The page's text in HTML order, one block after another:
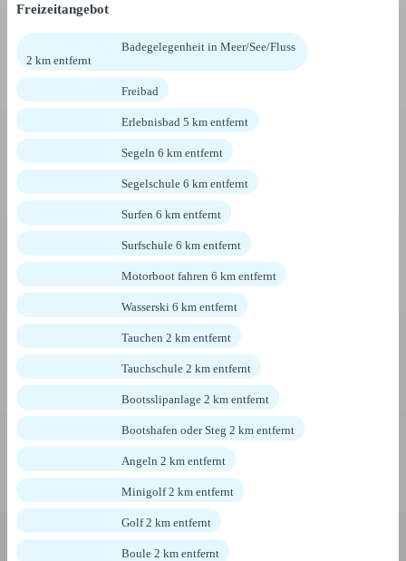
Freizeitangebot
Badegelegenheit in Meer/See/Fluss
2 km entfernt
Freibad
Erlebnisbad 5 km entfernt
Segeln 6 km entfernt
Segelschule 6 km entfernt
Surfen 6 km entfernt
Surfschule 6 km entfernt
Motorboot fahren 6 km entfernt
Wasserski 6 km entfernt
Tauchen 2 km entfernt
Tauchschule 2 km entfernt
Bootsslipanlage 2 km entfernt
Bootshafen oder Steg 2 km entfernt
Angeln 2 km entfernt
Minigolf 2 km entfernt
Golf 2 km entfernt
Boule 2 km entfernt